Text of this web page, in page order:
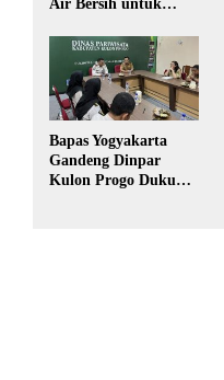
Air Bersih untuk
Kekeringan di
Purbalingga
Bapas Yogyakarta
Gandeng Dinpar
Kulon Progo Dukung